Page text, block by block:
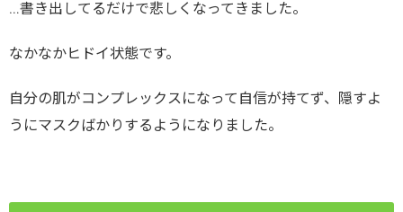
…書き出してるだけで悲しくなってきました。
なかなかヒドイ状態です。
自分の肌がコンプレックスになって自信が持てず、隠すよ
うにマスクばかりするようになりました。